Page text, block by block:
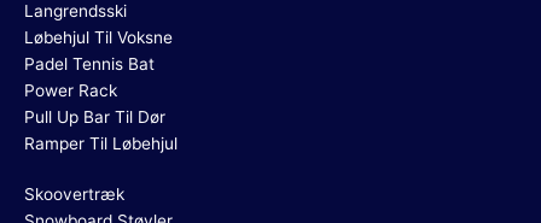
Langrendsski
Løbehjul Til Voksne
Padel Tennis Bat
Power Rack
Pull Up Bar Til Dør
Ramper Til Løbehjul
Skoovertræk